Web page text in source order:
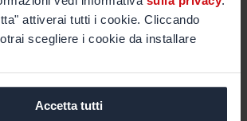
attiverai tutti i cookie. Cliccando
scegliere i cookie da installare
Accetta tutti